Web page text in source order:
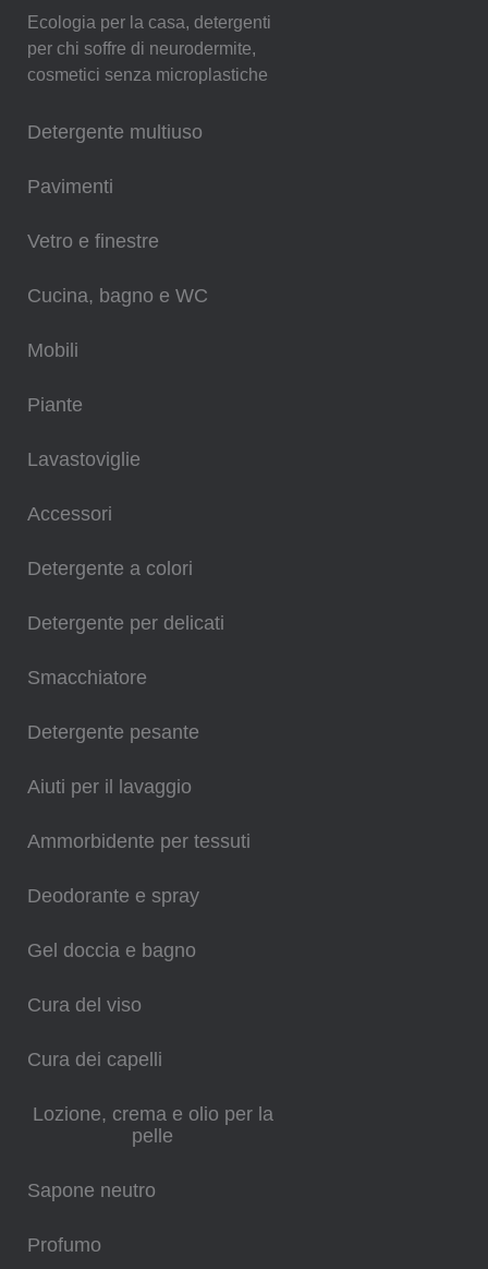
Ecologia per la casa, detergenti
per chi soffre di neurodermite,
cosmetici senza microplastiche
Detergente multiuso
Pavimenti
Vetro e finestre
Cucina, bagno e WC
Mobili
Piante
Lavastoviglie
Accessori
Detergente a colori
Detergente per delicati
Smacchiatore
Detergente pesante
Aiuti per il lavaggio
Ammorbidente per tessuti
Deodorante e spray
Gel doccia e bagno
Cura del viso
Cura dei capelli
Lozione, crema e olio per la
pelle
Sapone neutro
Profumo